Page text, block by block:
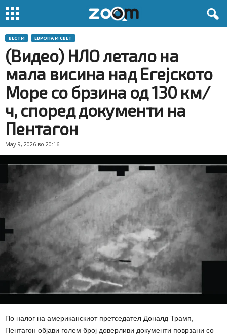
ВЕСТИ ЕВРОПА И СВЕТ
(Видео) НЛО летало на
мала висина над Егејското
Море со брзина од 130 км/
ч, според документи на
Пентагон
May 9, 2026 во 20:16
По налог на американскиот претседател Доналд Трамп,
Пентагон објави голем број доверливи документи поврзани со